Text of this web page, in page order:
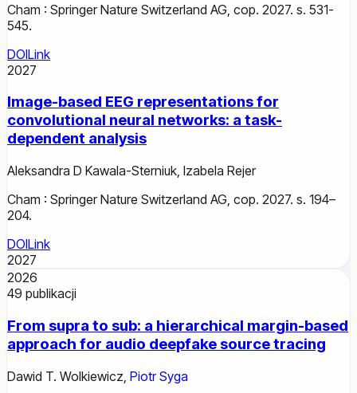
Cham : Springer Nature Switzerland AG, cop. 2027. s. 531-
545.
DOILink
2027
Image-based EEG representations for
convolutional neural networks: a task-
dependent analysis
Aleksandra D Kawala-Sterniuk, Izabela Rejer
Cham : Springer Nature Switzerland AG, cop. 2027. s. 194–
204.
DOILink
2027
2026
49 publikacji
From supra to sub: a hierarchical margin-based
approach for audio deepfake source tracing
Dawid T. Wolkiewicz Piotr Syga